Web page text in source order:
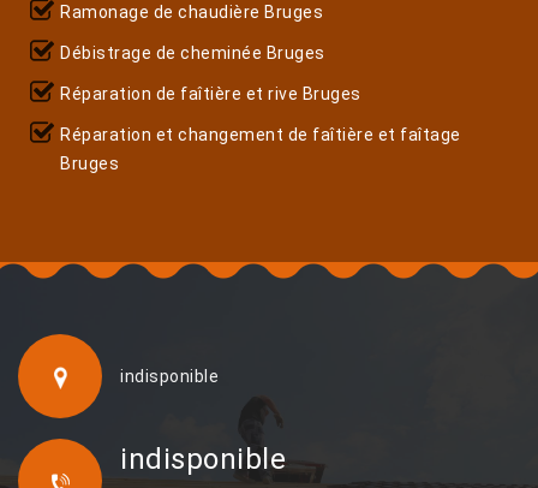
Ramonage de chaudière Bruges
Débistrage de cheminée Bruges
Réparation de faîtière et rive Bruges
Réparation et changement de faîtière et faîtage
Bruges
indisponible
indisponible